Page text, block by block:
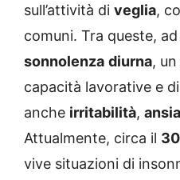
sull’attività di veglia,
comuni. Tra queste,
sonnolenza diurna,
capacità lavorative e
anche irritabilità, ansia
Attualmente, circa il
vive situazioni di